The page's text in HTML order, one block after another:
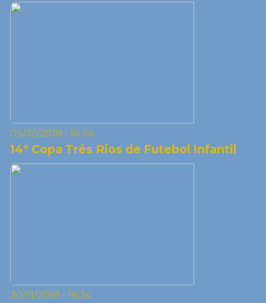
05/12/2018 • 16:54
14º Copa Três Rios de Futebol Infantil
30/11/2018 • 18:34